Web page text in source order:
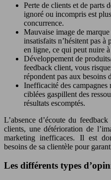
Perte de clients et de parts
ignoré ou incompris est
concurrence.
Mauvaise image de
insatisfaits n’hésitent pas à
en ligne, ce qui peut nuire
Développement de
feedback client, vous
répondent pas aux besoins
Inefficacité des campagnes
ciblées gaspillent des
résultats escomptés.
L’absence d’écoute du
clients, une détérioration de
marketing inefficaces. Il est
besoins de sa clientèle pour
Les différents types